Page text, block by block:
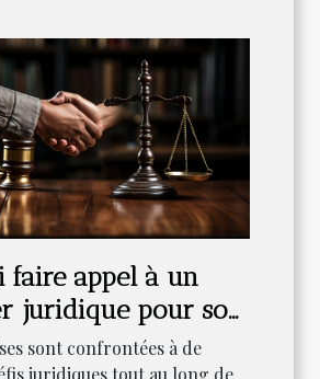
faire appel à un
juridique pour son
?sont confrontées à de
juridiques tout au long de